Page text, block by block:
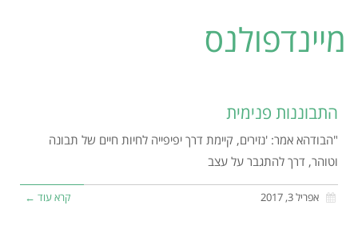
מיינדפולנס
התבוננות פנימית
"הבודהא אמר: 'נזירים, קיימת דרך יפיפייה לחיות חיים של תבונה
וטוהר, דרך להתגבר על עצב
אפריל 3, 2017 קרא עוד ←